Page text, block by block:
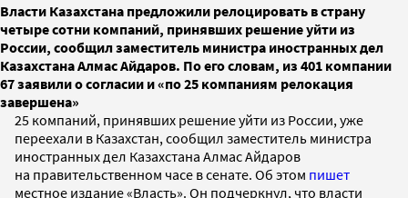
Власти Казахстана предложили релоцировать в страну
четыре сотни компаний, принявших решение уйти из
России, сообщил заместитель министра иностранных дел
Казахстана Алмас Айдаров. По его словам, из 401 компании
67 заявили о согласии и «по 25 компаниям релокация
завершена»
25 компаний, принявших решение уйти из России, уже
переехали в Казахстан, сообщил заместитель министра
иностранных дел Казахстана Алмас Айдаров
на правительственном часе в сенате. Об этом пишет
местное издание «Власть». Он подчеркнул, что власти